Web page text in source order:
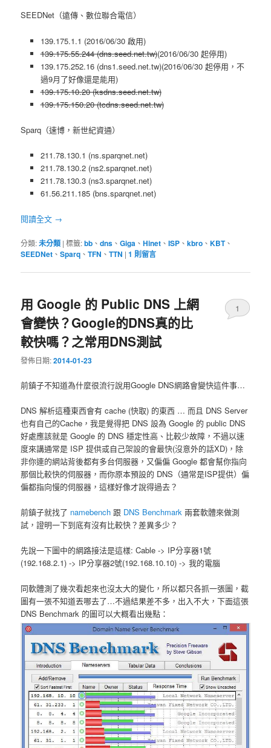
SEEDNet（遠傳、數位聯合電信）
139.175.1.1 (2016/06/30 啟用)
139.175.55.244 (dns.seed.net.tw)(2016/06/30 起停用)
139.175.252.16 (dns1.seed.net.tw)(2016/06/30 起停用，不
過9月了好像還是能用)
139.175.10.20 (ksdns.seed.net.tw)
139.175.150.20 (tcdns.seed.net.tw)
Sparq（速博，新世紀資通）
211.78.130.1 (ns.sparqnet.net)
211.78.130.2 (ns2.sparqnet.net)
211.78.130.3 (ns3.sparqnet.net)
61.56.211.185 (bns.sparqnet.net)
閱讀全文 →
分類:未分類 |標籤:bb 、dns 、Giga 、Hinet 、ISP 、kbro 、KBT、
SEEDNet 、Sparq 、TFN 、TTN |1 則留言
用 Google 的 Public DNS 上網
會變快？Google的DNS真的比
較快嗎？之常用DNS測試
發佈日期:2014-01-23
1
前鎮子不知道為什麼很流行說用Google DNS網路會變快這件事…
DNS 解析這種東西會有 cache (快取) 的東西 … 而且 DNS Server
也有自己的Cache，我是覺得把 DNS 設為 Google 的 public DNS
好處應該就是 Google 的 DNS 穩定性高、比較少故障，不過以速
度來講通常是 ISP 提供或自己架設的會最快(沒意外的話XD)，除
非你連的網站背後都有多台伺服器，又偏偏 Google 都會幫你指向
那個比較快的伺服器，而你原本預設的 DNS（通常是ISP提供）偏
偏都指向慢的伺服器，這樣好像才說得過去？
前鎮子就找了 namebench 跟 DNS Benchmark 兩套軟體來做測
試，證明一下到底有沒有比較快？差異多少？
先說一下圖中的網路接法是這樣: Cable -> IP分享器1號
(192.168.2.1) -> IP分享器2號(192.168.10.10) -> 我的電腦
同軟體測了幾次看起來也沒太大的變化，所以都只各抓一張圖，截
圖有一張不知道丟哪去了…不過結果差不多，出入不大，下面這張
DNS Benchmark 的圖可以大概看出幾點：